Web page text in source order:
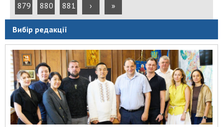
879 880 881 › »
Вибір редакції